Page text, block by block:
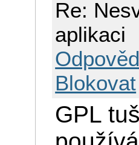
Re:
aplikaci
Blokovat
GPL